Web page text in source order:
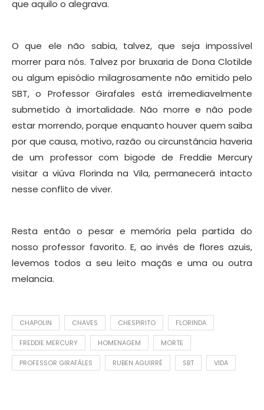
que aquilo o alegrava.
O que ele não sabia, talvez, que seja impossível
morrer para nós. Talvez por bruxaria de Dona Clotilde
ou algum episódio milagrosamente não emitido pelo
SBT, o Professor Girafales está irremediavelmente
submetido à imortalidade. Não morre e não pode
estar morrendo, porque enquanto houver quem saiba
por que causa, motivo, razão ou circunstância haveria
de um professor com bigode de Freddie Mercury
visitar a viúva Florinda na Vila, permanecerá intacto
nesse conflito de viver.
Resta então o pesar e memória pela partida do
nosso professor favorito. E, ao invés de flores azuis,
levemos todos a seu leito maçãs e uma ou outra
melancia.
CHAPOLIN CHAVES CHESPIRITO FLORINDA
FREDDIE MERCURY HOMENAGEM MORTE
PROFESSOR GIRAFÁLES RUBEN AGUIRRÉ SBT VIDA